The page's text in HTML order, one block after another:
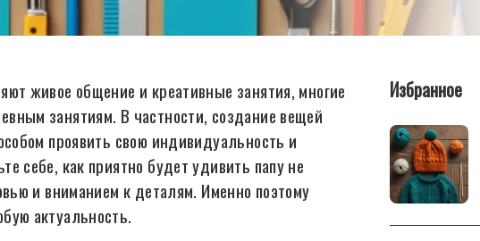
живое общение и креативные занятия, многие
занятиям. В частности, создание вещей
проявить свою индивидуальность и
себе, как приятно будет удивить папу не
и вниманием к деталям. Именно поэтому
актуальность.
Избранное